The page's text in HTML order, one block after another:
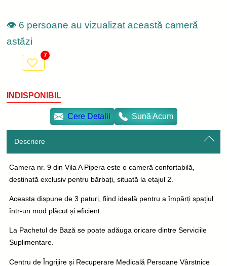
👁️ 6 persoane au vizualizat această cameră
astăzi
7
INDISPONIBIL
Cere Detalii Sună Acum
Descriere
Camera nr. 9 din Vila A Pipera este o cameră confortabilă,
destinată exclusiv pentru bărbați, situată la etajul 2.
Aceasta dispune de 3 paturi, fiind ideală pentru a împărți spațiul
într-un mod plăcut și eficient.
La Pachetul de Bază se poate adăuga oricare dintre Serviciile
Suplimentare.
Centru de Îngrijire și Recuperare Medicală Persoane Vârstnice